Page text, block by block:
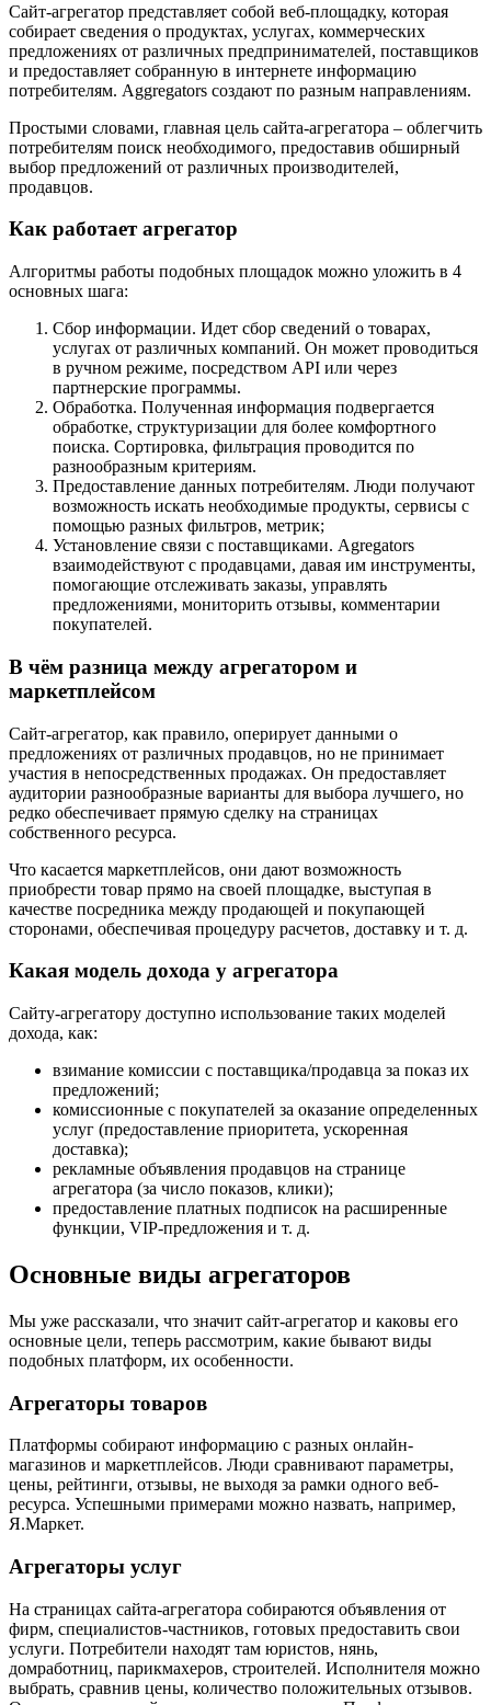
Сайт-агрегатор представляет собой веб-площадку, которая
собирает сведения о продуктах, услугах, коммерческих
предложениях от различных предпринимателей, поставщиков
и предоставляет собранную в интернете информацию
потребителям. Aggregators создают по разным направлениям.
Простыми словами, главная цель сайта-агрегатора – облегчить
потребителям поиск необходимого, предоставив обширный
выбор предложений от различных производителей,
продавцов.
Как работает агрегатор
Алгоритмы работы подобных площадок можно уложить в 4
основных шага:
Сбор информации. Идет сбор сведений о товарах,
услугах от различных компаний. Он может проводиться
в ручном режиме, посредством API или через
партнерские программы.
Обработка. Полученная информация подвергается
обработке, структуризации для более комфортного
поиска. Сортировка, фильтрация проводится по
разнообразным критериям.
Предоставление данных потребителям. Люди получают
возможность искать необходимые продукты, сервисы с
помощью разных фильтров, метрик;
Установление связи с поставщиками. Agregators
взаимодействуют с продавцами, давая им инструменты,
помогающие отслеживать заказы, управлять
предложениями, мониторить отзывы, комментарии
покупателей.
В чём разница между агрегатором и
маркетплейсом
Сайт-агрегатор, как правило, оперирует данными о
предложениях от различных продавцов, но не принимает
участия в непосредственных продажах. Он предоставляет
аудитории разнообразные варианты для выбора лучшего, но
редко обеспечивает прямую сделку на страницах
собственного ресурса.
Что касается маркетплейсов, они дают возможность
приобрести товар прямо на своей площадке, выступая в
качестве посредника между продающей и покупающей
сторонами, обеспечивая процедуру расчетов, доставку и т. д.
Какая модель дохода у агрегатора
Сайту-агрегатору доступно использование таких моделей
дохода, как:
взимание комиссии с поставщика/продавца за показ их
предложений;
комиссионные с покупателей за оказание определенных
услуг (предоставление приоритета, ускоренная
доставка);
рекламные объявления продавцов на странице
агрегатора (за число показов, клики);
предоставление платных подписок на расширенные
функции, VIP-предложения и т. д.
Основные виды агрегаторов
Мы уже рассказали, что значит сайт-агрегатор и каковы его
основные цели, теперь рассмотрим, какие бывают виды
подобных платформ, их особенности.
Агрегаторы товаров
Платформы собирают информацию с разных онлайн-
магазинов и маркетплейсов. Люди сравнивают параметры,
цены, рейтинги, отзывы, не выходя за рамки одного веб-
ресурса. Успешными примерами можно назвать, например,
Я.Маркет.
Агрегаторы услуг
На страницах сайта-агрегатора собираются объявления от
фирм, специалистов-частников, готовых предоставить свои
услуги. Потребители находят там юристов, нянь,
домработниц, парикмахеров, строителей. Исполнителя можно
выбрать, сравнив цены, количество положительных отзывов.